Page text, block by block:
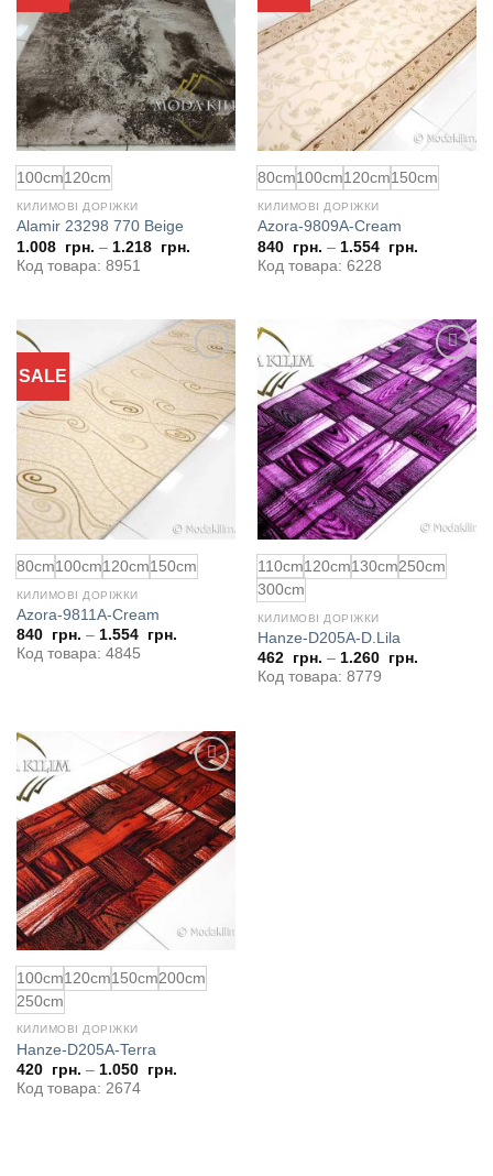
обраного
100сm120cm
КИЛИМОВІ ДОРІЖКИ
Alamir 23298 770 Beige
1.008 грн. – 1.218 грн.
Код товара: 8951
обраного
80cm100сm120cm150cm
КИЛИМОВІ ДОРІЖКИ
Azora-9809A-Cream
840 грн. – 1.554 грн.
Код товара: 6228
SALE
Додати
до
обраного
80cm100сm120cm150cm
КИЛИМОВІ ДОРІЖКИ
Azora-9811A-Cream
840 грн. – 1.554 грн.
Код товара: 4845
Додати
до
обраного
110cm120cm130cm250cm
300cm
КИЛИМОВІ ДОРІЖКИ
Hanze-D205A-D.Lila
462 грн. – 1.260 грн.
Код товара: 8779
Додати
до
обраного
100сm120cm150cm200cm
250cm
КИЛИМОВІ ДОРІЖКИ
Hanze-D205A-Terra
420 грн. – 1.050 грн.
Код товара: 2674